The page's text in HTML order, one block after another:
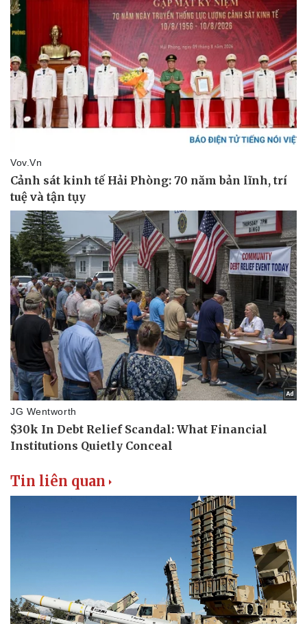
Thể thao
Bóng đá
Lịch thi đấu bóng đá
Thế giới thể thao
eSports
Hậu trường
Ô tô
Xe máy
Tin liên quan